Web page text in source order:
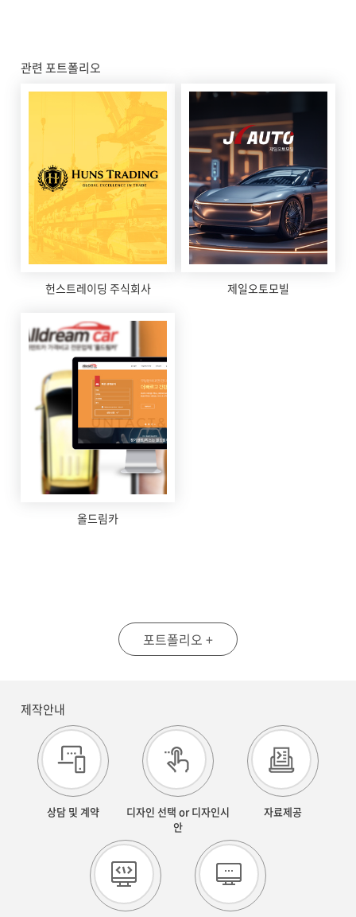
관련 포트폴리오
헌스트레이딩 주식회사 제일오토모빌
올드림카
포트폴리오 +
제작안내
상담 및 계약
디자인 선택 or 디자인시
안
자료제공